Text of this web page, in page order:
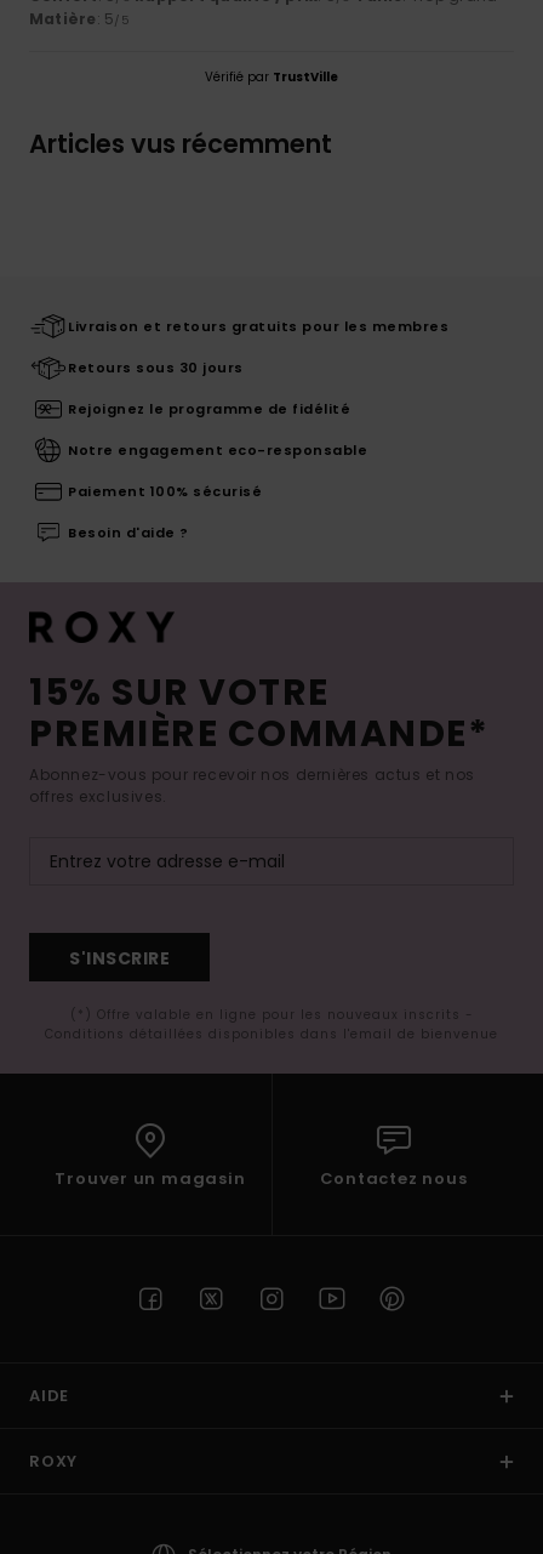
Matière: 5/5
Vérifié par TrustVille
Articles vus récemment
Livraison et retours gratuits pour les membres
Retours sous 30 jours
Rejoignez le programme de fidélité
Notre engagement eco-responsable
Paiement 100% sécurisé
Besoin d'aide ?
15% SUR VOTRE
PREMIÈRE COMMANDE*
Abonnez-vous pour recevoir nos dernières actus et nos
offres exclusives.
S'INSCRIRE
(*) Offre valable en ligne pour les nouveaux inscrits -
Conditions détaillées disponibles dans l'email de bienvenue
Trouver un magasin Contactez nous
AIDE
ROXY